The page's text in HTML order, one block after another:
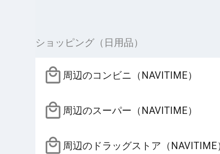
ショッピング（日用品）
周辺のコンビニ（NAVITIME）
周辺のスーパー（NAVITIME）
周辺のドラッグストア（NAVITIME